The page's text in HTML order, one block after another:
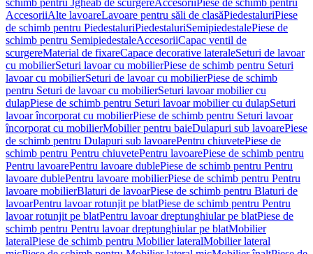
schimb pentru Jgheab de scurgereAccesoriiPiese de schimb pentru
AccesoriiAlte lavoareLavoare pentru săli de clasăPiedestaluriPiese
de schimb pentru PiedestaluriPiedestaluriSemipiedestalePiese de
schimb pentru SemipiedestaleAccesoriiCapac ventil de
scurgereMaterial de fixareCapace decorative lateraleSeturi de lavoar
cu mobilierSeturi lavoar cu mobilierPiese de schimb pentru Seturi
lavoar cu mobilierSeturi de lavoar cu mobilierPiese de schimb
pentru Seturi de lavoar cu mobilierSeturi lavoar mobilier cu
dulapPiese de schimb pentru Seturi lavoar mobilier cu dulapSeturi
lavoar încorporat cu mobilierPiese de schimb pentru Seturi lavoar
încorporat cu mobilierMobilier pentru baieDulapuri sub lavoarePiese
de schimb pentru Dulapuri sub lavoarePentru chiuvetePiese de
schimb pentru Pentru chiuvetePentru lavoarePiese de schimb pentru
Pentru lavoarePentru lavoare dublePiese de schimb pentru Pentru
lavoare dublePentru lavoare mobilierPiese de schimb pentru Pentru
lavoare mobilierBlaturi de lavoarPiese de schimb pentru Blaturi de
lavoarPentru lavoar rotunjit pe blatPiese de schimb pentru Pentru
lavoar rotunjit pe blatPentru lavoar dreptunghiular pe blatPiese de
schimb pentru Pentru lavoar dreptunghiular pe blatMobilier
lateralPiese de schimb pentru Mobilier lateralMobilier lateral